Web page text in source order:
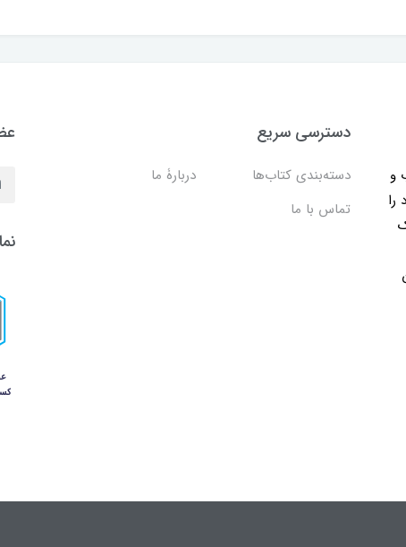
و
را
دسترسی سریع
دسته‌بندی کتاب‌ها
دربارۀ ما
تماس با ما